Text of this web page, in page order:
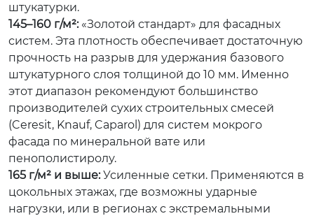
штукатурки.
145–160 г/м²:«Золотой стандарт» для фасадных
систем. Эта плотность обеспечивает достаточную
прочность на разрыв для удержания базового
штукатурного слоя толщиной до 10 мм. Именно
этот диапазон рекомендуют большинство
производителей сухих строительных смесей
(Ceresit, Knauf, Caparol) для систем мокрого
фасада по минеральной вате или
пенополистиролу.
165 г/м² и выше:Усиленные сетки. Применяются в
цокольных этажах, где возможны ударные
нагрузки, или в регионах с экстремальными